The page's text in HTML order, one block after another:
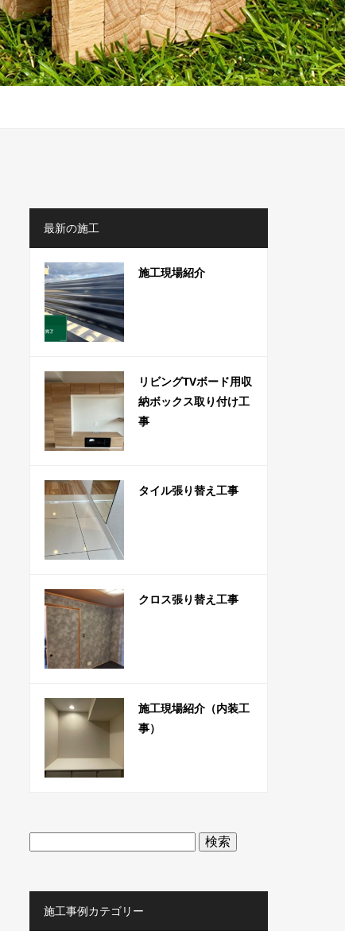
最新の施工
施工現場紹介
リビングTVボード用収
納ボックス取り付け工
事
タイル張り替え工事
クロス張り替え工事
施工現場紹介（内装工
事）
検
索:
施工事例カテゴリー